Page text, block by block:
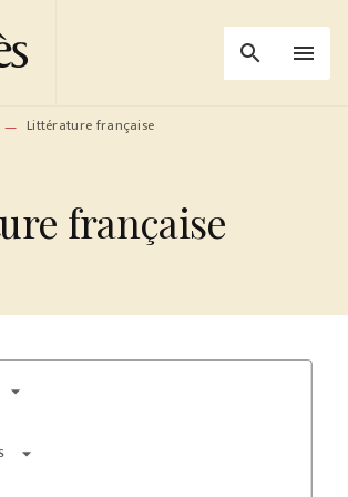
search menu
— Littérature française
française
arrow_drop_down
arrow_drop_down